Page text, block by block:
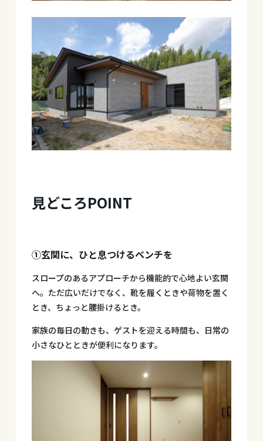
見どころPOINT
①玄関に、ひと息つけるベンチを
スロープのあるアプローチから機能的で心地よい玄関
へ。ただ広いだけでなく、靴を履くときや荷物を置く
とき、ちょっと腰掛けるとき。
家族の毎日の動きも、ゲストを迎える時間も、日常の
小さなひとときが便利になります。